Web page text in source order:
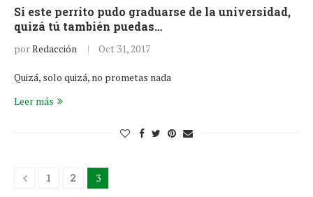
Si este perrito pudo graduarse de la universidad,
quizá tú también puedas…
porRedacción Oct 31, 2017
Quizá, solo quizá, no prometas nada
Leer más
1 2 3